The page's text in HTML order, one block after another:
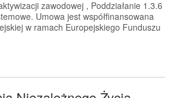
zawodowej , Poddziałanie 1.3.6
Umowa jest współfinansowana
w ramach Europejskiego Funduszu